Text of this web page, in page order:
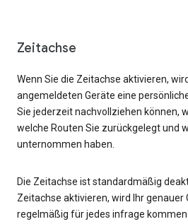
Zeitachse
Wenn Sie die Zeitachse aktivieren,
angemeldeten Geräte eine
Sie jederzeit nachvollziehen können,
welche Routen Sie zurückgelegt und
unternommen haben.
Die Zeitachse ist standardmäßig
Zeitachse aktivieren, wird Ihr
regelmäßig für jedes infrage